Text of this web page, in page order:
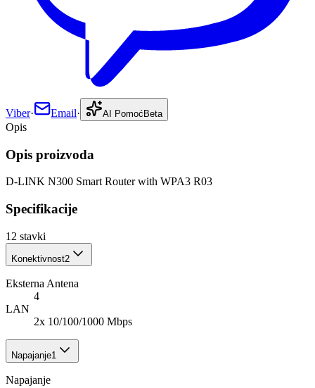
Viber· Email· AI Pomoć Beta
Opis
Opis proizvoda
D-LINK N300 Smart Router with WPA3 R03
Specifikacije
12 stavki
Konektivnost2
Eksterna Antena
4
LAN
2x 10/100/1000 Mbps
Napajanje1
Napajanje